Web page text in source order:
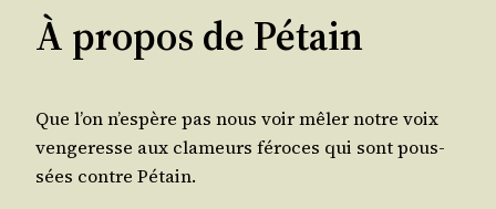
À propos de Pétain
Que l’on n’es­père pas nous voir mêler notre voix
ven­ge­resse aux cla­meurs féroces qui sont pous­
sées contre Pétain.